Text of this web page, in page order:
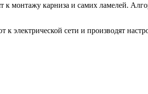
монтажу карниза и самих ламелей.
электрической сети и производят